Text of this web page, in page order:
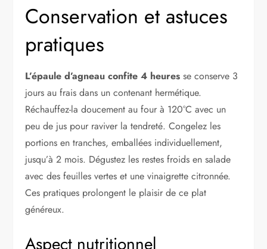
Conservation et astuces
pratiques
L’épaule d’agneau confite 4 heures se conserve 3
jours au frais dans un contenant hermétique.
Réchauffez-la doucement au four à 120°C avec un
peu de jus pour raviver la tendreté. Congelez les
portions en tranches, emballées individuellement,
jusqu’à 2 mois. Dégustez les restes froids en salade
avec des feuilles vertes et une vinaigrette citronnée.
Ces pratiques prolongent le plaisir de ce plat
généreux.
Aspect nutritionnel